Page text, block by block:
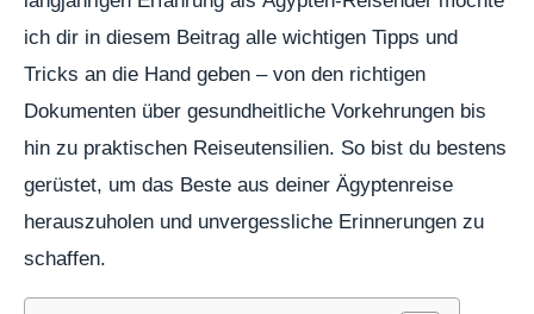
ich dir in diesem Beitrag alle wichtigen Tipps und
Tricks an die Hand geben – von den richtigen
Dokumenten über gesundheitliche Vorkehrungen bis
hin zu praktischen Reiseutensilien. So bist du bestens
gerüstet, um das Beste aus deiner Ägyptenreise
herauszuholen und unvergessliche Erinnerungen zu
schaffen.